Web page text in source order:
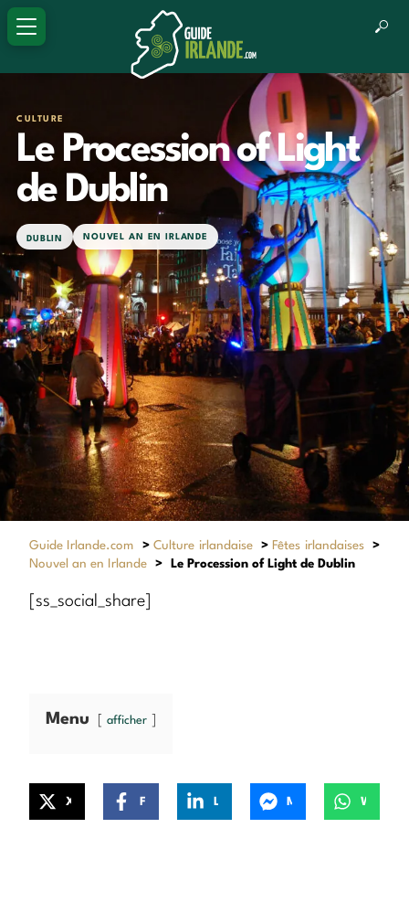
CULTURE
Le Procession of Light
de Dublin
DUBLIN NOUVEL AN EN IRLANDE
Guide Irlande.com >Culture irlandaise > Fêtes irlandaises
>
Nouvel an en Irlande
> Le Procession of Light de Dublin
[ss_social_share]
Menu afficher